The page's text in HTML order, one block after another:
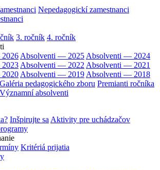
Nepedagogickí zamestnanci
3. ročník 4. ročník
Absolventi — 2025 Absolventi — 2024
Absolventi — 2022 Absolventi — 2021
Absolventi — 2019 Absolventi — 2018
Galéria pedagogického zboru Premianti ročníka
Významní absolventi
Inšpirujte sa Aktivity pre uchádzačov
Kritériá prijatia